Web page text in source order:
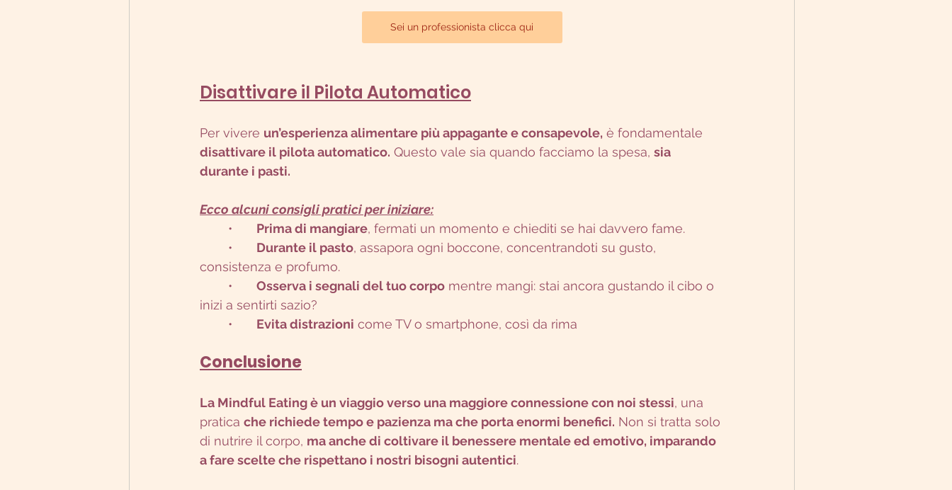
Sei un professionista clicca qui
Disattivare il Pilota Automatico
Per vivere un’esperienza alimentare più appagante e consapevole, è fondamentale
disattivare il pilota automatico. Questo vale sia quando facciamo la spesa, sia
durante i pasti.
Ecco alcuni consigli pratici per iniziare:
Prima di mangiare, fermati un momento e chiediti se hai davvero fame.
Durante il pasto, assapora ogni boccone, concentrandoti su gusto,
consistenza e profumo.
Osserva i segnali del tuo corpo mentre mangi: stai ancora gustando il cibo o
inizi a sentirti sazio?
Evita distrazioni come TV o smartphone, così da rima
Conclusione
La Mindful Eating è un viaggio verso una maggiore connessione con noi stessi, una
pratica che richiede tempo e pazienza ma che porta enormi benefici. Non si tratta solo
di nutrire il corpo, ma anche di coltivare il benessere mentale ed emotivo, imparando
a fare scelte che rispettano i nostri bisogni autentici.